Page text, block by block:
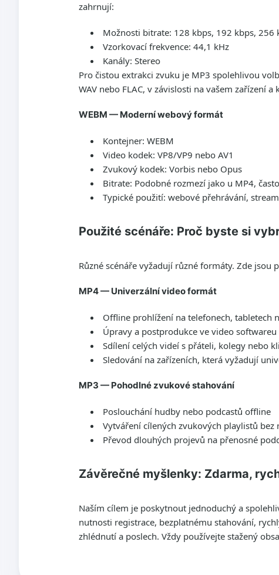
zahrnují:
Možnosti bitrate: 128 kbps, 192 kbps, 256
Vzorkovací frekvence: 44,1 kHz
Kanály: Stereo
Pro čistou extrakci zvuku je MP3 spolehlivou
WAV nebo FLAC, v závislosti na vašem zařízení a
WEBM — Moderní webový formát
Kontejner: WEBM
Video kodek: VP8/VP9 nebo AV1
Zvukový kodek: Vorbis nebo Opus
Bitrate: Podobné rozmezí jako u MP4,
Typické použití: webové přehrávání,
Použité scénáře: Proč byste si
Různé scénáře vyžadují různé formáty. Zde jsou
MP4 — Univerzální video formát
Offline prohlížení na telefonech, tabletech
Úpravy a postprodukce ve video softwareu
Sdílení celých videí s přáteli, kolegy nebo
Sledování na zařízeních, která vyžadují
MP3 — Pohodlné zvukové stahování
Poslouchání hudby nebo podcastů offline
Vytváření cílených zvukových playlistů bez
Převod dlouhých projevů na přenosné
Závěrečné myšlenky: Zdarma,
Naším cílem je poskytnout jednoduchý a
nutnosti registrace, bezplatnému stahování,
zhlédnutí a poslech. Vždy používejte stažený